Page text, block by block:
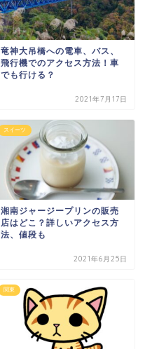
竜神大吊橋への電車、バス、
飛行機でのアクセス方法！車
でも行ける？
2021年7月17日
スイーツ
湘南ジャージープリンの販売
店はどこ？詳しいアクセス方
法、値段も
2021年6月25日
関東